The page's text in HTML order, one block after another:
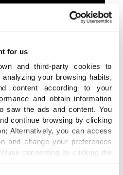
for us
and third-party cookies to
your browsing habits,
content according to your
and obtain information
saw the ads and content. You
continue browsing by clicking
Alternatively, you can access
and change your preferences
consenting by clicking the
more information you can visit